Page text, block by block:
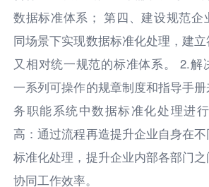
数据标准体系； 第四、建设规范企
同场景下实现数据标准化处理，建
又相对统一规范的标准体系。 2.解
一系列可操作的规章制度和指导手
务职能系统中数据标准化处理进
高：通过流程再造提升企业自身在
标准化处理，提升企业内部各部门
协同工作效率。